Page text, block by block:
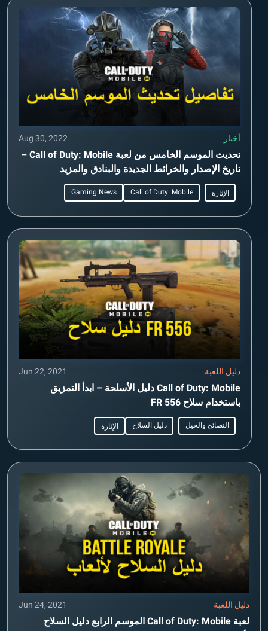
أخبار Aug 30, 2022
تحديث الموسم الخامس من لعبة Call of Duty: Mobile –
تاريخ الإصدار والخرائط الجديدة والبنادق والمزيد
الإثارة Call of Duty: Mobile
Gaming News
دليل اللعبة Jun 22, 2021
Call of Duty: Mobile دليل الأسلحة – ابدأ التمزيق
باستخدام سلاح FR 556
النصائح والحيل دليل السلاح الإثارة
دليل اللعبة Jun 24, 2021
لعبة Call of Duty: Mobile الموسم الرابع دليل السلاح